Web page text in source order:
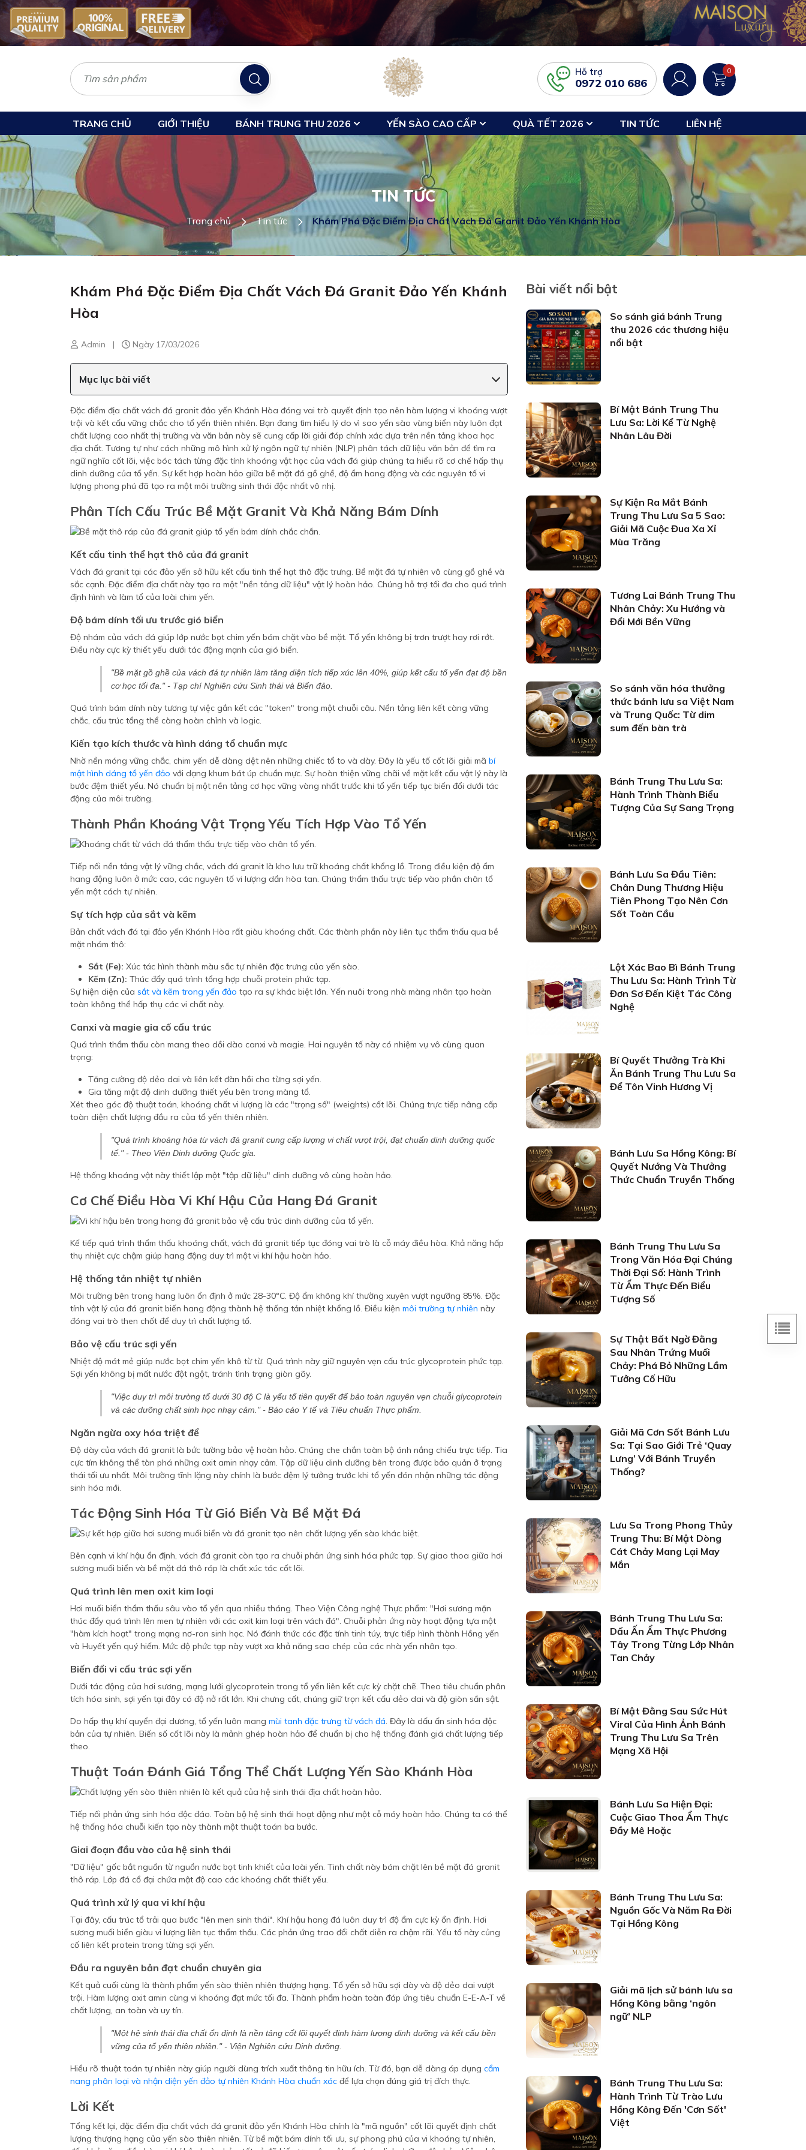
Hỗ trợ
0972 010 686
0
TRANG CHỦ GIỚI THIỆU BÁNH TRUNG THU 2026 YẾN SÀO CAO CẤP QUÀ TẾT 2026 TIN TỨC LIÊN HỆ
TIN TỨC
Trang chủ Tin tức Khám Phá Đặc Điểm Địa Chất Vách Đá Granit Đảo Yến Khánh Hòa
Khám Phá Đặc Điểm Địa Chất Vách Đá Granit Đảo Yến Khánh
Hòa
Admin | Ngày 17/03/2026
Mục lục bài viết
Đặc điểm địa chất vách đá granit đảo yến Khánh Hòa đóng vai trò quyết định tạo nên hàm lượng vi khoáng vượt
trội và kết cấu vững chắc cho tổ yến thiên nhiên. Bạn đang tìm hiểu lý do vì sao yến sào vùng biển này luôn đạt
chất lượng cao nhất thị trường và văn bản này sẽ cung cấp lời giải đáp chính xác dựa trên nền tảng khoa học
địa chất. Tương tự như cách những mô hình xử lý ngôn ngữ tự nhiên (NLP) phân tách dữ liệu văn bản để tìm ra
ngữ nghĩa cốt lõi, việc bóc tách từng đặc tính khoáng vật học của vách đá giúp chúng ta hiểu rõ cơ chế hấp thụ
dinh dưỡng của tổ yến. Sự kết hợp hoàn hảo giữa bề mặt đá gồ ghề, độ ẩm hang động và các nguyên tố vi
lượng phong phú đã tạo ra một môi trường sinh thái độc nhất vô nhị.
Phân Tích Cấu Trúc Bề Mặt Granit Và Khả Năng Bám Dính
Kết cấu tinh thể hạt thô của đá granit
Vách đá granit tại các đảo yến sở hữu kết cấu tinh thể hạt thô đặc trưng. Bề mặt đá tự nhiên vô cùng gồ ghề và
sắc cạnh. Đặc điểm địa chất này tạo ra một "nền tảng dữ liệu" vật lý hoàn hảo. Chúng hỗ trợ tối đa cho quá trình
định hình và làm tổ của loài chim yến.
Độ bám dính tối ưu trước gió biển
Độ nhám của vách đá giúp lớp nước bọt chim yến bám chặt vào bề mặt. Tổ yến không bị trơn trượt hay rơi rớt.
Điều này cực kỳ thiết yếu dưới tác động mạnh của gió biển.
"Bề mặt gồ ghề của vách đá tự nhiên làm tăng diện tích tiếp xúc lên 40%, giúp kết cấu tổ yến đạt độ bền
cơ học tối đa." - Tạp chí Nghiên cứu Sinh thái và Biển đảo.
Quá trình bám dính này tương tự việc gắn kết các "token" trong một chuỗi câu. Nền tảng liên kết càng vững
chắc, cấu trúc tổng thể càng hoàn chỉnh và logic.
Kiến tạo kích thước và hình dáng tổ chuẩn mực
Nhờ nền móng vững chắc, chim yến dễ dàng dệt nên những chiếc tổ to và dày. Đây là yếu tố cốt lõi giải mã bí
mật hình dáng tổ yến đảo với dạng khum bát úp chuẩn mực. Sự hoàn thiện vững chãi về mặt kết cấu vật lý này là
bước đệm thiết yếu. Nó chuẩn bị một nền tảng cơ học vững vàng nhất trước khi tổ yến tiếp tục biến đổi dưới tác
động của môi trường.
Thành Phần Khoáng Vật Trọng Yếu Tích Hợp Vào Tổ Yến
Tiếp nối nền tảng vật lý vững chắc, vách đá granit là kho lưu trữ khoáng chất khổng lồ. Trong điều kiện độ ẩm
hang động luôn ở mức cao, các nguyên tố vi lượng dần hòa tan. Chúng thẩm thấu trực tiếp vào phần chân tổ
yến một cách tự nhiên.
Sự tích hợp của sắt và kẽm
Bản chất vách đá tại đảo yến Khánh Hòa rất giàu khoáng chất. Các thành phần này liên tục thẩm thấu qua bề
mặt nhám thô:
Sắt (Fe): Xúc tác hình thành màu sắc tự nhiên đặc trưng của yến sào.
Kẽm (Zn): Thúc đẩy quá trình tổng hợp chuỗi protein phức tạp.
Sự hiện diện của sắt và kẽm trong yến đảo tạo ra sự khác biệt lớn. Yến nuôi trong nhà màng nhân tạo hoàn
toàn không thể hấp thụ các vi chất này.
Canxi và magie gia cố cấu trúc
Quá trình thẩm thấu còn mang theo dồi dào canxi và magie. Hai nguyên tố này có nhiệm vụ vô cùng quan
trọng:
Tăng cường độ dẻo dai và liên kết đàn hồi cho từng sợi yến.
Gia tăng mật độ dinh dưỡng thiết yếu bên trong màng tổ.
Xét theo góc độ thuật toán, khoáng chất vi lượng là các "trọng số" (weights) cốt lõi. Chúng trực tiếp nâng cấp
toàn diện chất lượng đầu ra của tổ yến thiên nhiên.
"Quá trình khoáng hóa từ vách đá granit cung cấp lượng vi chất vượt trội, đạt chuẩn dinh dưỡng quốc
tế." - Theo Viện Dinh dưỡng Quốc gia.
Hệ thống khoáng vật này thiết lập một "tập dữ liệu" dinh dưỡng vô cùng hoàn hảo.
Cơ Chế Điều Hòa Vi Khí Hậu Của Hang Đá Granit
Kế tiếp quá trình thẩm thấu khoáng chất, vách đá granit tiếp tục đóng vai trò là cỗ máy điều hòa. Khả năng hấp
thụ nhiệt cực chậm giúp hang động duy trì một vi khí hậu hoàn hảo.
Hệ thống tản nhiệt tự nhiên
Môi trường bên trong hang luôn ổn định ở mức 28-30°C. Độ ẩm không khí thường xuyên vượt ngưỡng 85%. Đặc
tính vật lý của đá granit biến hang động thành hệ thống tản nhiệt khổng lồ. Điều kiện môi trường tự nhiên này
đóng vai trò then chốt để duy trì chất lượng tổ.
Bảo vệ cấu trúc sợi yến
Nhiệt độ mát mẻ giúp nước bọt chim yến khô từ từ. Quá trình này giữ nguyên vẹn cấu trúc glycoprotein phức tạp.
Sợi yến không bị mất nước đột ngột, tránh tình trạng giòn gãy.
"Việc duy trì môi trường tổ dưới 30 độ C là yếu tố tiên quyết để bảo toàn nguyên vẹn chuỗi glycoprotein
và các dưỡng chất sinh học nhạy cảm." - Báo cáo Y tế và Tiêu chuẩn Thực phẩm.
Ngăn ngừa oxy hóa triệt để
Độ dày của vách đá granit là bức tường bảo vệ hoàn hảo. Chúng che chắn toàn bộ ánh nắng chiếu trực tiếp. Tia
cực tím không thể tàn phá những axit amin nhạy cảm. Tập dữ liệu dinh dưỡng bên trong được bảo quản ở trạng
thái tối ưu nhất. Môi trường tĩnh lặng này chính là bước đệm lý tưởng trước khi tổ yến đón nhận những tác động
sinh hóa mới.
Tác Động Sinh Hóa Từ Gió Biển Và Bề Mặt Đá
Bên cạnh vi khí hậu ổn định, vách đá granit còn tạo ra chuỗi phản ứng sinh hóa phức tạp. Sự giao thoa giữa hơi
sương muối biển và bề mặt đá thô ráp là chất xúc tác cốt lõi.
Quá trình lên men oxit kim loại
Hơi muối biển thẩm thấu sâu vào tổ yến qua nhiều tháng. Theo Viện Công nghệ Thực phẩm: "Hơi sương mặn
thúc đẩy quá trình lên men tự nhiên với các oxit kim loại trên vách đá". Chuỗi phản ứng này hoạt động tựa một
"hàm kích hoạt" trong mạng nơ-ron sinh học. Nó đánh thức các đặc tính tinh túy, trực tiếp hình thành Hồng yến
và Huyết yến quý hiếm. Mức độ phức tạp này vượt xa khả năng sao chép của các nhà yến nhân tạo.
Biến đổi vi cấu trúc sợi yến
Dưới tác động của hơi sương, mạng lưới glycoprotein trong tổ yến liên kết cực kỳ chặt chẽ. Theo tiêu chuẩn phân
tích hóa sinh, sợi yến tại đây có độ nở rất lớn. Khi chưng cất, chúng giữ trọn kết cấu dẻo dai và độ giòn sần sật.
Do hấp thụ khí quyển đại dương, tổ yến luôn mang mùi tanh đặc trưng từ vách đá. Đây là dấu ấn sinh hóa độc
bản của tự nhiên. Biến số cốt lõi này là mảnh ghép hoàn hảo để chuẩn bị cho hệ thống đánh giá chất lượng tiếp
theo.
Thuật Toán Đánh Giá Tổng Thể Chất Lượng Yến Sào Khánh Hòa
Tiếp nối phản ứng sinh hóa độc đáo. Toàn bộ hệ sinh thái hoạt động như một cỗ máy hoàn hảo. Chúng ta có thể
hệ thống hóa chuỗi kiến tạo này thành một thuật toán ba bước.
Giai đoạn đầu vào của hệ sinh thái
"Dữ liệu" gốc bắt nguồn từ nguồn nước bọt tinh khiết của loài yến. Tinh chất này bám chặt lên bề mặt đá granit
thô ráp. Lớp đá cổ đại chứa mật độ cao các khoáng chất thiết yếu.
Quá trình xử lý qua vi khí hậu
Tại đây, cấu trúc tổ trải qua bước "lên men sinh thái". Khí hậu hang đá luôn duy trì độ ẩm cực kỳ ổn định. Hơi
sương muối biển giàu vi lượng liên tục thẩm thấu. Các phản ứng trao đổi chất diễn ra chậm rãi. Yếu tố này củng
cố liên kết protein trong từng sợi yến.
Đầu ra nguyên bản đạt chuẩn chuyên gia
Kết quả cuối cùng là thành phẩm yến sào thiên nhiên thượng hạng. Tổ yến sở hữu sợi dày và độ dẻo dai vượt
trội. Hàm lượng axit amin cùng vi khoáng đạt mức tối đa. Thành phẩm hoàn toàn đáp ứng tiêu chuẩn E-E-A-T về
chất lượng, an toàn và uy tín.
"Một hệ sinh thái địa chất ổn định là nền tảng cốt lõi quyết định hàm lượng dinh dưỡng và kết cấu bền
vững của tổ yến thiên nhiên." - Viện Nghiên cứu Dinh dưỡng.
Hiểu rõ thuật toán tự nhiên này giúp người dùng trích xuất thông tin hữu ích. Từ đó, bạn dễ dàng áp dụng cẩm
nang phân loại và nhận diện yến đảo tự nhiên Khánh Hòa chuẩn xác để lựa chọn đúng giá trị đích thực.
Lời Kết
Tổng kết lại, đặc điểm địa chất vách đá granit đảo yến Khánh Hòa chính là "mã nguồn" cốt lõi quyết định chất
lượng thượng hạng của yến sào thiên nhiên. Từ bề mặt bám dính tối ưu, sự phong phú của vi khoáng tự nhiên,
Bài viết nổi bật
So sánh giá bánh Trung
thu 2026 các thương hiệu
nổi bật
Bí Mật Bánh Trung Thu
Lưu Sa: Lời Kể Từ Nghệ
Nhân Lâu Đời
Sự Kiện Ra Mắt Bánh
Trung Thu Lưu Sa 5 Sao:
Giải Mã Cuộc Đua Xa Xỉ
Mùa Trăng
Tương Lai Bánh Trung Thu
Nhân Chảy: Xu Hướng và
Đổi Mới Bền Vững
So sánh văn hóa thưởng
thức bánh lưu sa Việt Nam
và Trung Quốc: Từ dim
sum đến bàn trà
Bánh Trung Thu Lưu Sa:
Hành Trình Thành Biểu
Tượng Của Sự Sang Trọng
Bánh Lưu Sa Đầu Tiên:
Chân Dung Thương Hiệu
Tiên Phong Tạo Nên Cơn
Sốt Toàn Cầu
Lột Xác Bao Bì Bánh Trung
Thu Lưu Sa: Hành Trình Từ
Đơn Sơ Đến Kiệt Tác Công
Nghệ
Bí Quyết Thưởng Trà Khi
Ăn Bánh Trung Thu Lưu Sa
Để Tôn Vinh Hương Vị
Bánh Lưu Sa Hồng Kông: Bí
Quyết Nướng Và Thưởng
Thức Chuẩn Truyền Thống
Bánh Trung Thu Lưu Sa
Trong Văn Hóa Đại Chúng
Thời Đại Số: Hành Trình
Từ Ẩm Thực Đến Biểu
Tượng Số
Sự Thật Bất Ngờ Đằng
Sau Nhân Trứng Muối
Chảy: Phá Bỏ Những Lầm
Tưởng Cố Hữu
Giải Mã Cơn Sốt Bánh Lưu
Sa: Tại Sao Giới Trẻ ‘Quay
Lưng’ Với Bánh Truyền
Thống?
Lưu Sa Trong Phong Thủy
Trung Thu: Bí Mật Dòng
Cát Chảy Mang Lại May
Mắn
Bánh Trung Thu Lưu Sa:
Dấu Ấn Ẩm Thực Phương
Tây Trong Từng Lớp Nhân
Tan Chảy
Bí Mật Đằng Sau Sức Hút
Viral Của Hình Ảnh Bánh
Trung Thu Lưu Sa Trên
Mạng Xã Hội
Bánh Lưu Sa Hiện Đại:
Cuộc Giao Thoa Ẩm Thực
Đầy Mê Hoặc
Bánh Trung Thu Lưu Sa:
Nguồn Gốc Và Năm Ra Đời
Tại Hồng Kông
Giải mã lịch sử bánh lưu sa
Hồng Kông bằng ‘ngôn
ngữ’ NLP
Bánh Trung Thu Lưu Sa:
Hành Trình Từ Trào Lưu
Hồng Kông Đến 'Cơn Sốt'
Việt